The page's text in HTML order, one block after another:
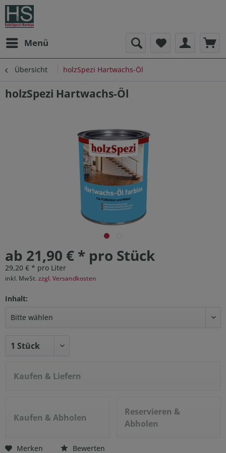
Menü
Übersicht holzSpezi Hartwachs-Öl
holzSpezi Hartwachs-Öl
ab 21,90 € * pro Stück
29,20 € * pro Liter
inkl. MwSt. zzgl. Versandkosten
Inhalt:
Kaufen & Liefern
Kaufen & Abholen
Reservieren &
Abholen
Merken Bewerten